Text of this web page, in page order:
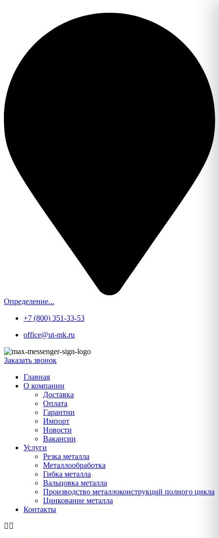
Определение...
+7 (800) 351-33-53
office@ut-mk.ru
Заказать звонок
Главная
О компании
Доставка
Оплата
Гарантии
Импорт
Новости
Вакансии
Услуги
Резка металла
Металлообработка
Гибка металла
Вальцовка металла
Производство металлоконструкций полного цикла
Цинкование металла
Контакты